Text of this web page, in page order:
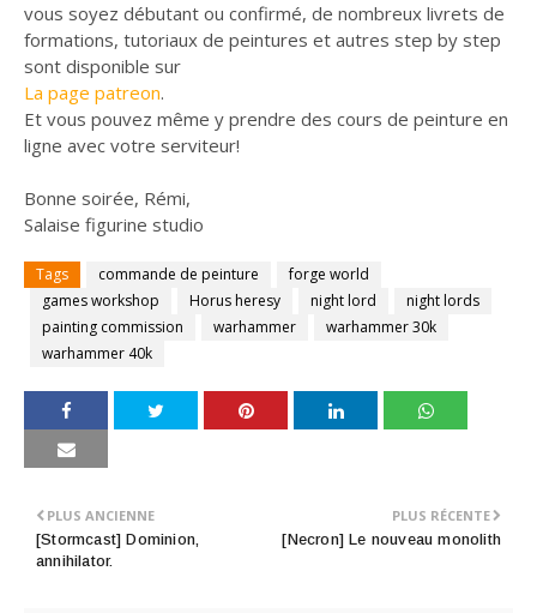
vous soyez débutant ou confirmé, de nombreux livrets de
formations, tutoriaux de peintures et autres step by step
sont disponible sur
La page patreon.
Et vous pouvez même y prendre des cours de peinture en
ligne avec votre serviteur!
Bonne soirée, Rémi,
Salaise figurine studio
Tags commande de peinture
forge world
games workshop
Horus heresy night lord
night lords
painting commission
warhammer
warhammer 30k
warhammer 40k
PLUS RÉCENTE
[Necron] Le nouveau monolith
PLUS ANCIENNE
[Stormcast] Dominion,
annihilator.